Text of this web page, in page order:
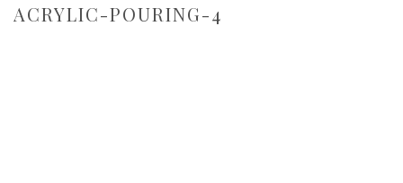
ACRYLIC-POURING-4